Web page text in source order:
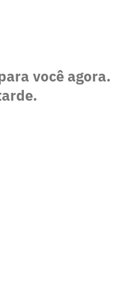
você agora.